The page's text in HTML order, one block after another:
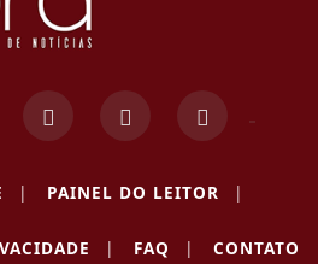
| PAINEL DO LEITOR |
| FAQ | CONTATO